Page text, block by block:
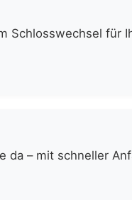
Schlosswechsel für
da – mit schneller